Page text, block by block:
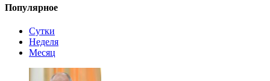
Популярное
Сутки
Неделя
Месяц